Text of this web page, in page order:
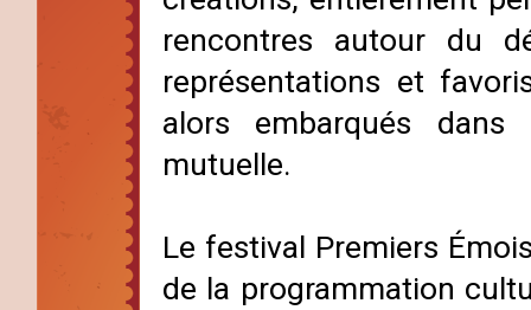
rencontres autour du
représentations et
alors embarqués
mutuelle.
Le festival Premiers
de la programmation